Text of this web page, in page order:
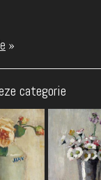
»
categorie